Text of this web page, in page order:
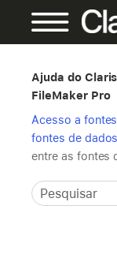
Ajuda do Claris
FileMaker Pro
Acesso a
fontes de
entre as fontes